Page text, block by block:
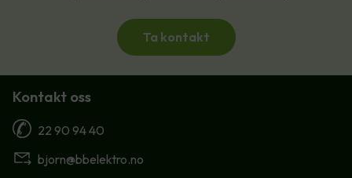
Ta kontakt
Kontakt oss
22 90 94 40
bjorn@bbelektro.no